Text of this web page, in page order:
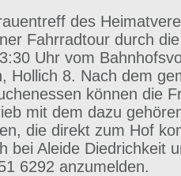
des
Fahrradtour durch
Uhr vom
Hollich 8. Nach dem
können die
mit dem dazu
die direkt zum Hof
bei Aleide Diedrichkeit
6292 anzumelden.